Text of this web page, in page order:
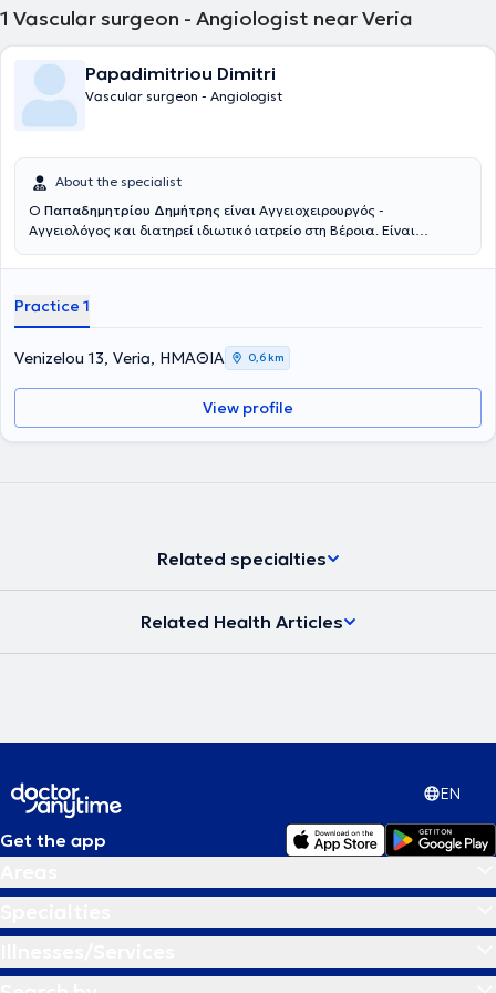
1 Vascular surgeon - Angiologist near Veria
Papadimitriou Dimitri
Vascular surgeon - Angiologist
About the specialist
Ο Παπαδημητρίου Δημήτρης είναι Αγγειοχειρουργός -
Αγγειολόγος και διατηρεί ιδιωτικό ιατρείο στη Βέροια. Είναι
Αριστοτελείου Πανεπιστημίου Θεσσαλονίκης. Έχει μετεκπαιδευτεί
Ανευρύσματα, στα Ανευρύσματα της Κοιλιακής Αορτής και στις
Παθήσεις των Μεγάλων Αγγείων στο Πανεπιστημιακό Νοσοκομείο
Ζυρίχης στην Ελβετία. Ακόμη, ολοκλήρωσε μεταπτυχιακή
εκπαίδευση στις Τεχνικές Ανοιχτής και Ενδοαυλικής
Αποκατάστασης Αγγειακών Παθήσεων και της Νόσου των
Καρωτίδων στην Ελλάδα, την Ολλανδία και τη Δανία αντίστοιχα.
Ολοκλήρωσε την ειδικότητά του στη Γενική Χειρουργική στο 401
ομιλητής και αποτελεί μέλος ελληνικών αλλά και διεθνών ιατρικών
Practice 1
Venizelou 13, Veria, ΗΜΑΘΙΑ 0,6 km
View profile
Related specialties
Related Health Articles
EN
Get the app